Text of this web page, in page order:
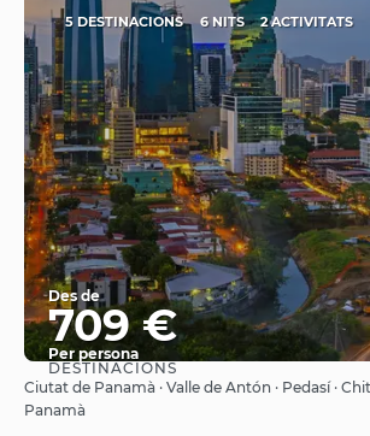
5 DESTINACIONS 6 NITS 2 ACTIVITATS
Des de
709 €
Per persona
Veure
DESTINACIONS
Ciutat de Panamà · Valle de Antón · Pedasí ·
Panamà